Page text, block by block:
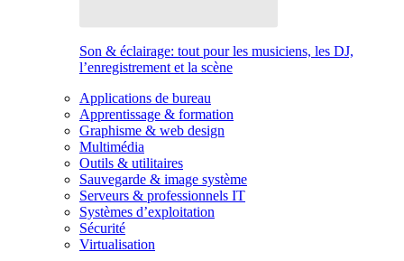
Son & éclairage: tout pour les musiciens, les DJ,
l’enregistrement et la scène
Applications de bureau
Apprentissage & formation
Graphisme & web design
Multimédia
Outils & utilitaires
Sauvegarde & image système
Serveurs & professionnels IT
Systèmes d’exploitation
Sécurité
Virtualisation